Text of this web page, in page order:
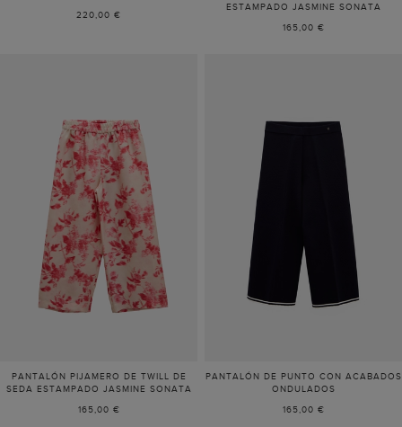
220,00 €
ESTAMPADO JASMINE SONATA
165,00 €
PANTALÓN PIJAMERO DE TWILL DE
SEDA ESTAMPADO JASMINE SONATA
165,00 €
PANTALÓN DE PUNTO CON ACABADOS
ONDULADOS
165,00 €